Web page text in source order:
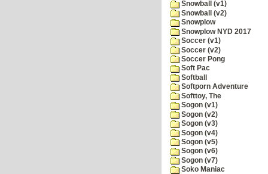
Snowball (v1)
Snowball (v2)
Snowplow
Snowplow NYD 2017
Soccer (v1)
Soccer (v2)
Soccer Pong
Soft Pac
Softball
Softporn Adventure
Softtoy, The
Sogon (v1)
Sogon (v2)
Sogon (v3)
Sogon (v4)
Sogon (v5)
Sogon (v6)
Sogon (v7)
Soko Maniac